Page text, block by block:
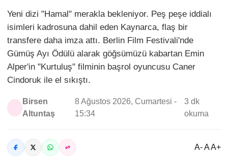
Yeni dizi "Hamal" merakla bekleniyor. Peş peşe iddialı
isimleri kadrosuna dahil eden Kaynarca, flaş bir
transfere daha imza attı. Berlin Film Festivali'nde
Gümüş Ayı Ödülü alarak göğsümüzü kabartan Emin
Alper'in "Kurtuluş" filminin başrol oyuncusu Caner
Cindoruk ile el sıkıştı.
Birsen
Altuntaş
8 Ağustos 2026, Cumartesi -
15:34
3 dk
okuma
A- A A+